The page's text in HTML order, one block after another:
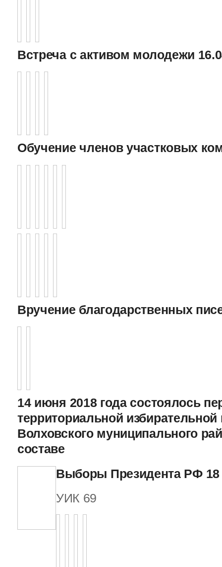
Встреча с активом молодежи
Обучение членов участковых
Вручение благодарственных
14 июня 2018 года состоялось
территориальной
Волховского муниципального
составе
Выборы Президента РФ 18
УИК 69